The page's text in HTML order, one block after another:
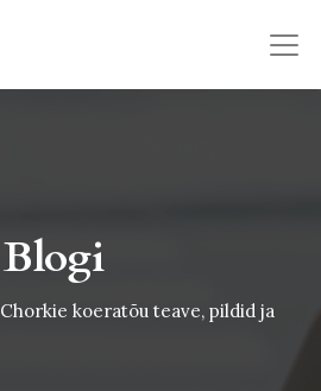
Blogi
Chorkie koeratõu teave, pildid ja